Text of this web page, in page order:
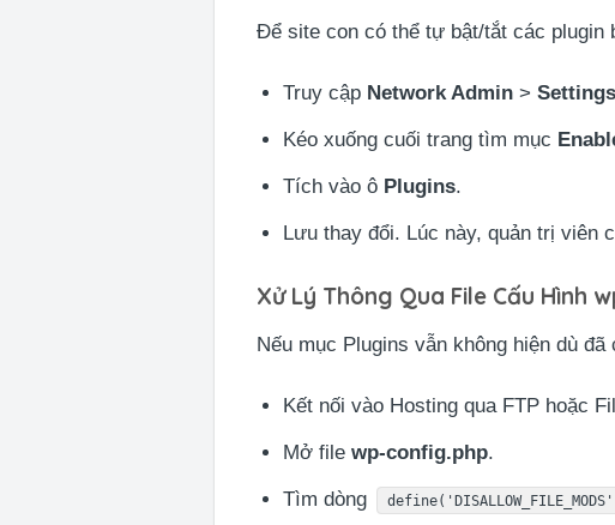
Để site con có thể tự bật/tắt các plugin
Truy cập Network Admin >Settings
Kéo xuống cuối trang tìm mục
Tích vào ô Plugins.
Lưu thay đổi. Lúc này, quản trị viên
Xử Lý Thông Qua File Cấu Hình
Nếu mục Plugins vẫn không hiện dù
Kết nối vào Hosting qua FTP hoặc
Mở filewp-config.php.
Tìm dòng